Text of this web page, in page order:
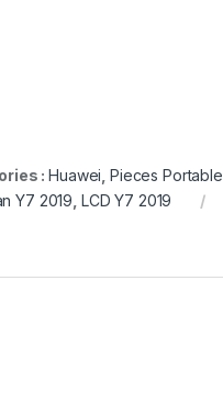
:Huawei Pieces Portable
Y7 2019 LCD Y7 2019